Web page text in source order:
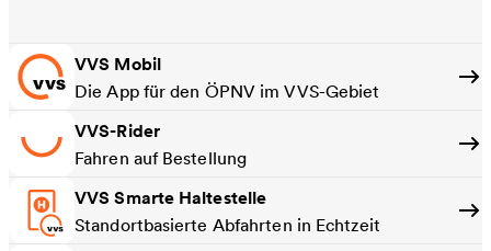
VVS Mobil
Die App für den ÖPNV im VVS-Gebiet
VVS-Rider
Fahren auf Bestellung
VVS Smarte Haltestelle
Standortbasierte Abfahrten in Echtzeit